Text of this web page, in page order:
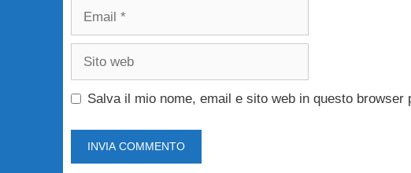
Email
Sito
Salva il mio nome, email e sito web in questo